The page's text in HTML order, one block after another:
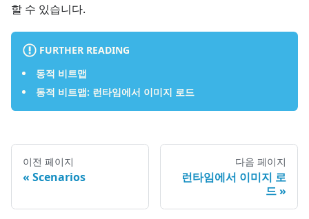
할 수 있습니다.
FURTHER READING
동적 비트맵
동적 비트맵: 런타임에서 이미지 로드
이전 페이지
Scenarios
다음 페이지
런타임에서 이미지 로
드